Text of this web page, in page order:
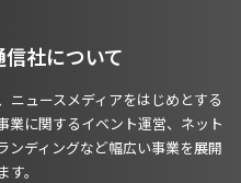
社について
ニュースメディアをはじめとする
業に関するイベント運営、ネット
ンディングなど幅広い事業を展開
す。